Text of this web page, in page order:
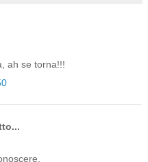
ah se torna!!!